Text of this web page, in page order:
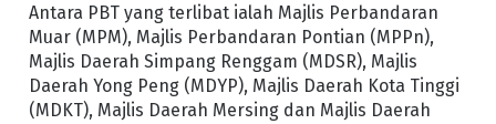
Antara PBT yang terlibat ialah Majlis Perbandaran
Muar (MPM), Majlis Perbandaran Pontian (MPPn),
Majlis Daerah Simpang Renggam (MDSR), Majlis
Daerah Yong Peng (MDYP), Majlis Daerah Kota Tinggi
(MDKT), Majlis Daerah Mersing dan Majlis Daerah